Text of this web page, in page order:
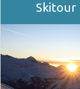
Skitour